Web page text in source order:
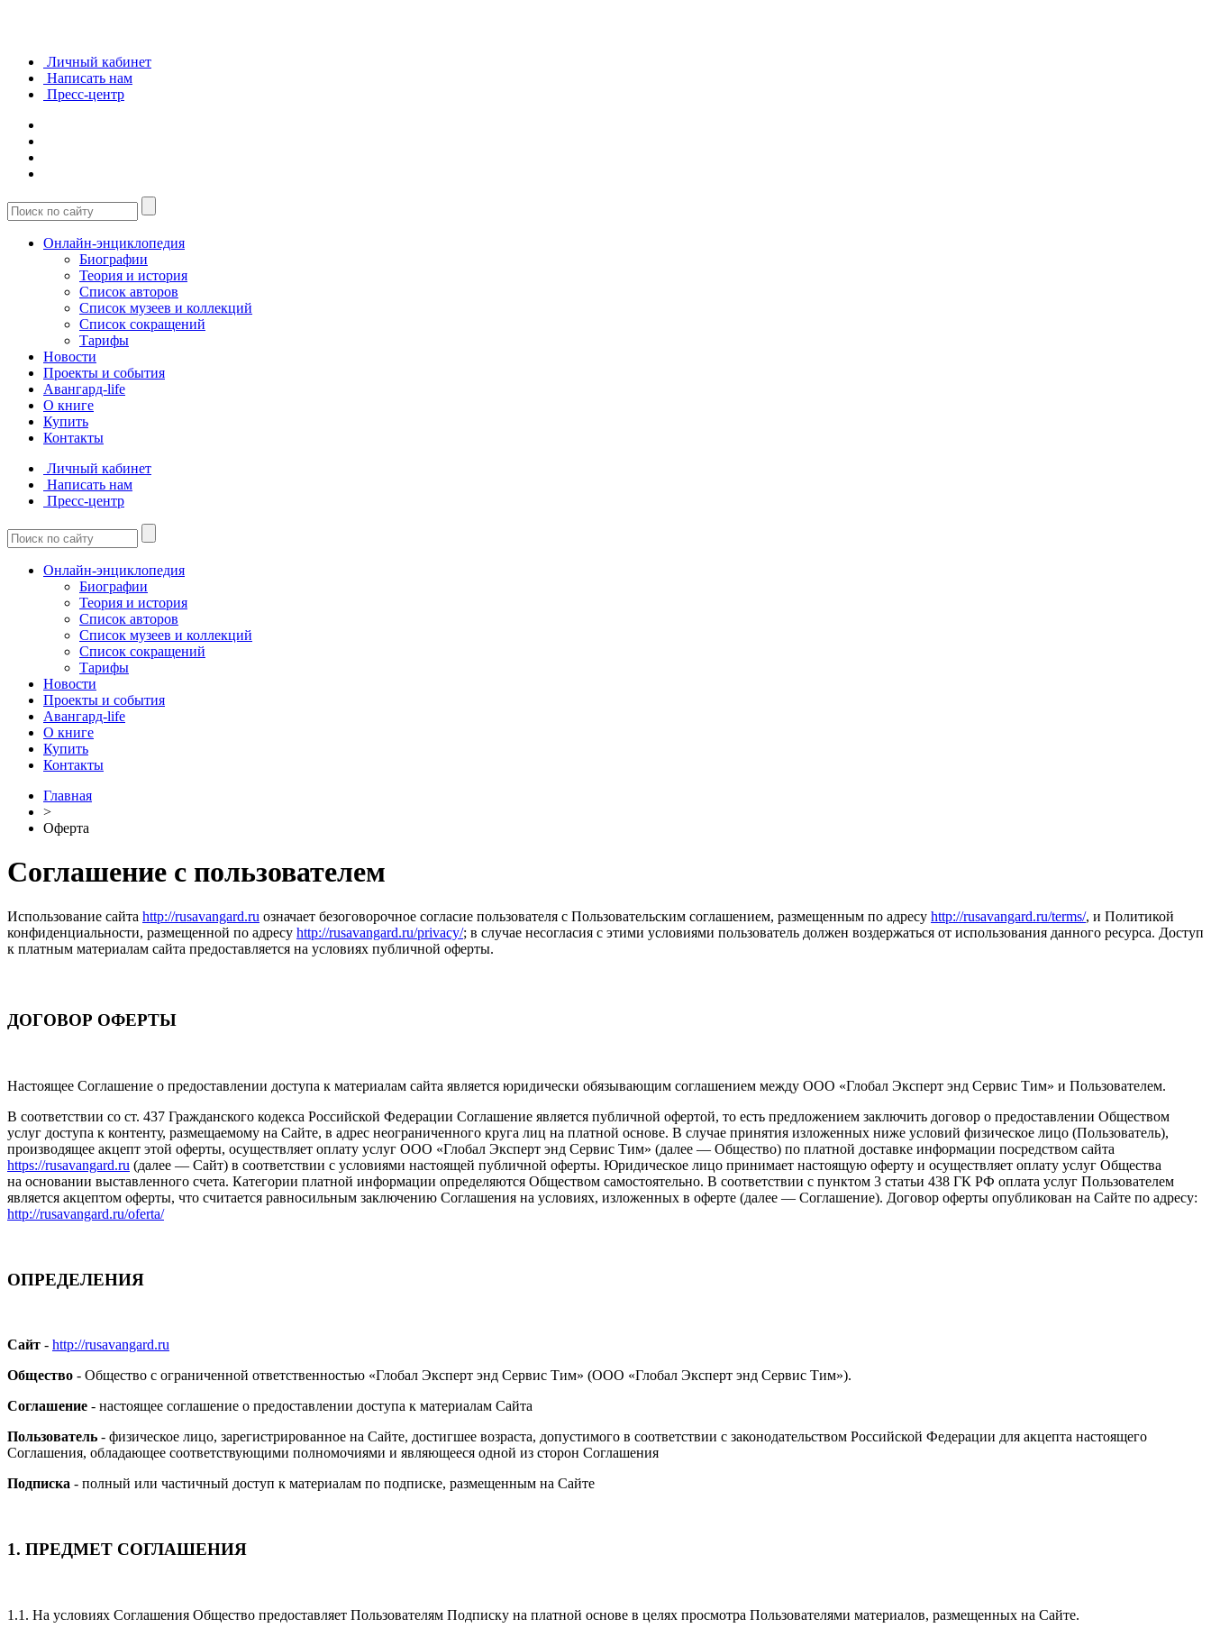
Личный кабинет
Написать нам
Пресс-центр
Онлайн-энциклопедия
Биографии
Теория и история
Список авторов
Список музеев и коллекций
Список сокращений
Тарифы
Новости
Проекты и события
Авангард-life
О книге
Купить
Контакты
Личный кабинет
Написать нам
Пресс-центр
Онлайн-энциклопедия
Биографии
Теория и история
Список авторов
Список музеев и коллекций
Список сокращений
Тарифы
Новости
Проекты и события
Авангард-life
О книге
Купить
Контакты
Главная
>
Оферта
Соглашение с пользователем
Использование сайта http://rusavangard.ru означает безоговорочное согласие пользователя с Пользовательским соглашением, размещенным по адресу http://rusavangard.ru/terms/, и Политикой
конфиденциальности, размещенной по адресу http://rusavangard.ru/privacy/; в случае несогласия с этими условиями пользователь должен воздержаться от использования данного ресурса. Доступ
к платным материалам сайта предоставляется на условиях публичной оферты.
ДОГОВОР ОФЕРТЫ
Настоящее Соглашение о предоставлении доступа к материалам сайта является юридически обязывающим соглашением между ООО «Глобал Эксперт энд Сервис Тим» и Пользователем.
В соответствии со ст. 437 Гражданского кодекса Российской Федерации Соглашение является публичной офертой, то есть предложением заключить договор о предоставлении Обществом
услуг доступа к контенту, размещаемому на Сайте, в адрес неограниченного круга лиц на платной основе. В случае принятия изложенных ниже условий физическое лицо (Пользователь),
производящее акцепт этой оферты, осуществляет оплату услуг ООО «Глобал Эксперт энд Сервис Тим» (далее — Общество) по платной доставке информации посредством сайта
https://rusavangard.ru (далее — Сайт) в соответствии с условиями настоящей публичной оферты. Юридическое лицо принимает настоящую оферту и осуществляет оплату услуг Общества
на основании выставленного счета. Категории платной информации определяются Обществом самостоятельно. В соответствии с пунктом 3 статьи 438 ГК РФ оплата услуг Пользователем
является акцептом оферты, что считается равносильным заключению Соглашения на условиях, изложенных в оферте (далее — Соглашение). Договор оферты опубликован на Сайте по адресу:
http://rusavangard.ru/oferta/
ОПРЕДЕЛЕНИЯ
Сайт - http://rusavangard.ru
Общество - Общество с ограниченной ответственностью «Глобал Эксперт энд Сервис Тим» (ООО «Глобал Эксперт энд Сервис Тим»).
Соглашение - настоящее соглашение о предоставлении доступа к материалам Сайта
Пользователь - физическое лицо, зарегистрированное на Сайте, достигшее возраста, допустимого в соответствии с законодательством Российской Федерации для акцепта настоящего
Соглашения, обладающее соответствующими полномочиями и являющееся одной из сторон Соглашения
Подписка - полный или частичный доступ к материалам по подписке, размещенным на Сайте
1. ПРЕДМЕТ СОГЛАШЕНИЯ
1.1. На условиях Соглашения Общество предоставляет Пользователям Подписку на платной основе в целях просмотра Пользователями материалов, размещенных на Сайте.